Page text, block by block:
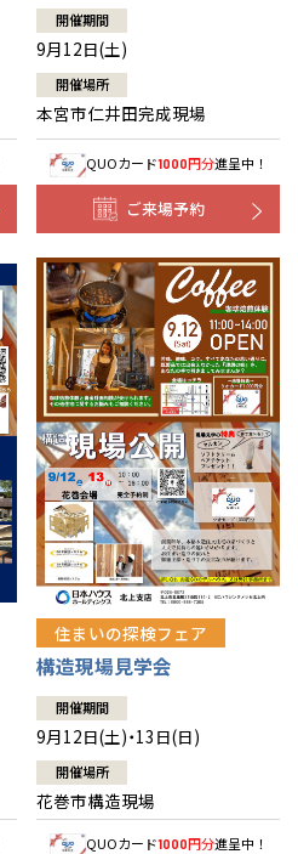
開催期間
9月12日(土)
開催場所
本宮市仁井田完成現場
QUOカード1000円分進呈中！
ご来場予約
住まいの探検フェア
構造現場見学会
開催期間
9月12日(土)・13日(日)
開催場所
花巻市構造現場
QUOカード1000円分進呈中！